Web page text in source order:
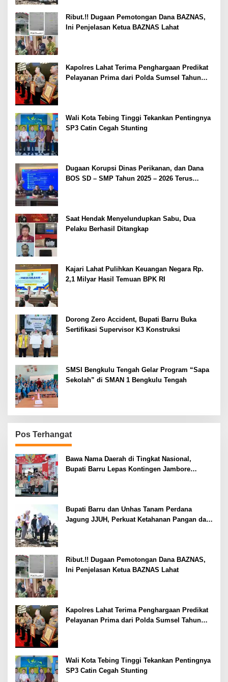
Ribut.!! Dugaan Pemotongan Dana BAZNAS,
Ini Penjelasan Ketua BAZNAS Lahat
Kapolres Lahat Terima Penghargaan Predikat
Pelayanan Prima dari Polda Sumsel Tahun
Wali Kota Tebing Tinggi Tekankan Pentingnya
SP3 Catin Cegah Stunting
Dugaan Korupsi Dinas Perikanan, dan Dana
BOS SD – SMP Tahun 2025 – 2026 Terus
Saat Hendak Menyelundupkan Sabu, Dua
Pelaku Berhasil Ditangkap
Kajari Lahat Pulihkan Keuangan Negara Rp.
2,1 Milyar Hasil Temuan BPK RI
Dorong Zero Accident, Bupati Barru Buka
Sertifikasi Supervisor K3 Konstruksi
SMSI Bengkulu Tengah Gelar Program “Sapa
Sekolah” di SMAN 1 Bengkulu Tengah
Pos Terhangat
Bawa Nama Daerah di Tingkat Nasional,
Bupati Barru Lepas Kontingen Jambore
Bupati Barru dan Unhas Tanam Perdana
Jagung JJUH, Perkuat Ketahanan Pangan dan
Ribut.!! Dugaan Pemotongan Dana BAZNAS,
Ini Penjelasan Ketua BAZNAS Lahat
Kapolres Lahat Terima Penghargaan Predikat
Pelayanan Prima dari Polda Sumsel Tahun
Wali Kota Tebing Tinggi Tekankan Pentingnya
SP3 Catin Cegah Stunting